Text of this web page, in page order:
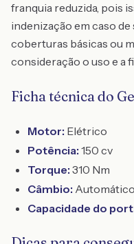
franquia reduzida, pois
indenização em caso
coberturas básicas ou
consideração o uso e a
Ficha técnica do
Motor: Elétrico
Potência: 150 cv
Torque: 310 Nm
Câmbio:
Capacidade do